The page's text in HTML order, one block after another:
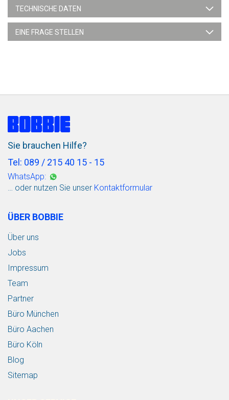
TECHNISCHE DATEN
EINE FRAGE STELLEN
Sie brauchen Hilfe?
Tel: 089 / 215 40 15 - 15
WhatsApp:
… oder nutzen Sie unser Kontaktformular
ÜBER BOBBIE
Über uns
Jobs
Impressum
Team
Partner
Büro München
Büro Aachen
Büro Köln
Blog
Sitemap